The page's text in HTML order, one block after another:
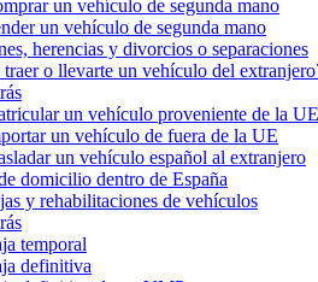
un vehículo de segunda mano
un vehículo de segunda mano
herencias y divorcios o separaciones
traer o llevarte un vehículo del
un vehículo proveniente de la UE
un vehículo de fuera de la UE
un vehículo español al extranjero
domicilio dentro de España
y rehabilitaciones de vehículos
temporal
definitiva